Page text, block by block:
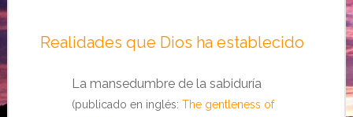
Realidades que Dios ha establecido
La mansedumbre de la sabiduría
(publicado en inglés: The gentleness of